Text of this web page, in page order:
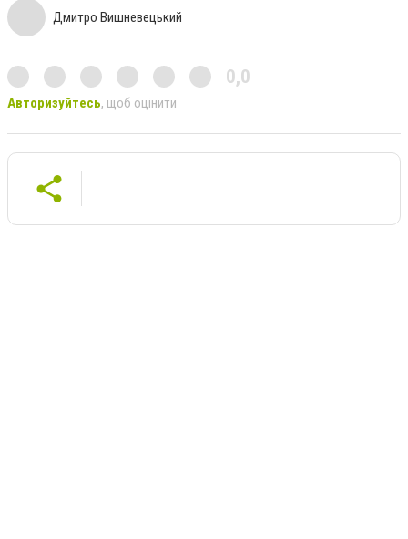
Дмитро Вишневецький
0,0
Авторизуйтесь, щоб оцінити